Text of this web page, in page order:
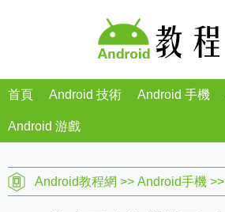
首頁 Android 技術 Android 手機
Android 游戲
Android教程網 >> Android手機 >>